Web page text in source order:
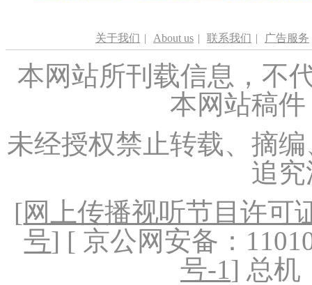
关于我们 | About us | 联系我们 | 广告服务
本网站所刊载信息，不
本网站稿
未经授权禁止转载、摘
追
[网上传播视听节目许可
号] [ 京公网安备：
号-1] 总机